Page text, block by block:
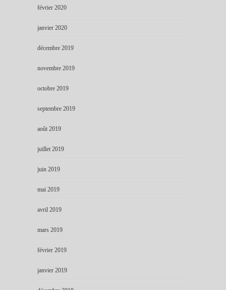
février 2020
janvier 2020
décembre 2019
novembre 2019
octobre 2019
septembre 2019
août 2019
juillet 2019
juin 2019
mai 2019
avril 2019
mars 2019
février 2019
janvier 2019